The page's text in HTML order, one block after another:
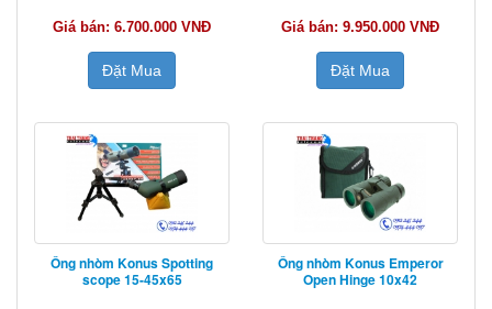
Giá bán: 6.700.000 VNĐ
Đặt Mua
Giá bán: 9.950.000 VNĐ
Đặt Mua
Ống nhòm Konus Spotting
scope 15-45x65
Ống nhòm Konus Emperor
Open Hinge 10x42